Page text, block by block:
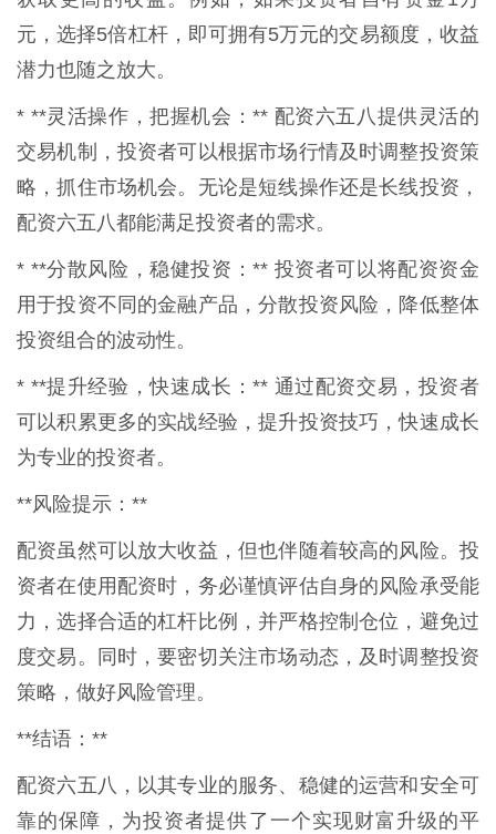
元，选择5倍杠杆，即可拥有5万元的交易额度，收益
潜力也随之放大。
* **灵活操作，把握机会：** 配资六五八提供灵活的
交易机制，投资者可以根据市场行情及时调整投资策
略，抓住市场机会。无论是短线操作还是长线投资，
配资六五八都能满足投资者的需求。
* **分散风险，稳健投资：** 投资者可以将配资资金
用于投资不同的金融产品，分散投资风险，降低整体
投资组合的波动性。
* **提升经验，快速成长：** 通过配资交易，投资者
可以积累更多的实战经验，提升投资技巧，快速成长
为专业的投资者。
**风险提示：**
配资虽然可以放大收益，但也伴随着较高的风险。投
资者在使用配资时，务必谨慎评估自身的风险承受能
力，选择合适的杠杆比例，并严格控制仓位，避免过
度交易。同时，要密切关注市场动态，及时调整投资
策略，做好风险管理。
**结语：**
配资六五八，以其专业的服务、稳健的运营和安全可
靠的保障，为投资者提供了一个实现财富升级的平